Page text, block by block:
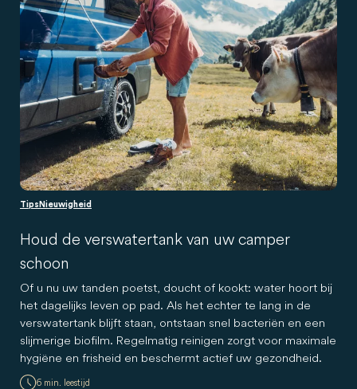
Tips Nieuwigheid
Houd de verswatertank van uw camper
schoon
Of u nu uw tanden poetst, doucht of kookt: water hoort bij
het dagelijks leven op pad. Als het echter te lang in de
verswatertank blijft staan, ontstaan snel bacteriën en een
slijmerige biofilm. Regelmatig reinigen zorgt voor maximale
hygiëne en frisheid en beschermt actief uw gezondheid.
6 min. leestijd